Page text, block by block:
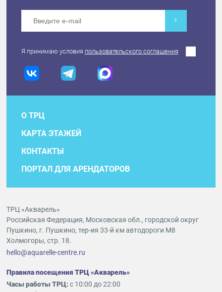
Я принимаю условия пользовательского соглашения
О ТРЦ
КАРТА ЭТАЖЕЙ
КОНТАКТЫ
ПОРТАЛ ДЛЯ АРЕНДАТОРОВ
ТРЦ «Акварель»
Российская Федерация, Московская обл., городской округ
Пушкино, г. Пушкино, тер-ия 33-й км автодороги М8
Холмогоры, стр. 18.
hello@aquarelle-centre.ru
Правила посещения ТРЦ «Акварель»
Часы работы ТРЦ:с 10:00 до 22:00